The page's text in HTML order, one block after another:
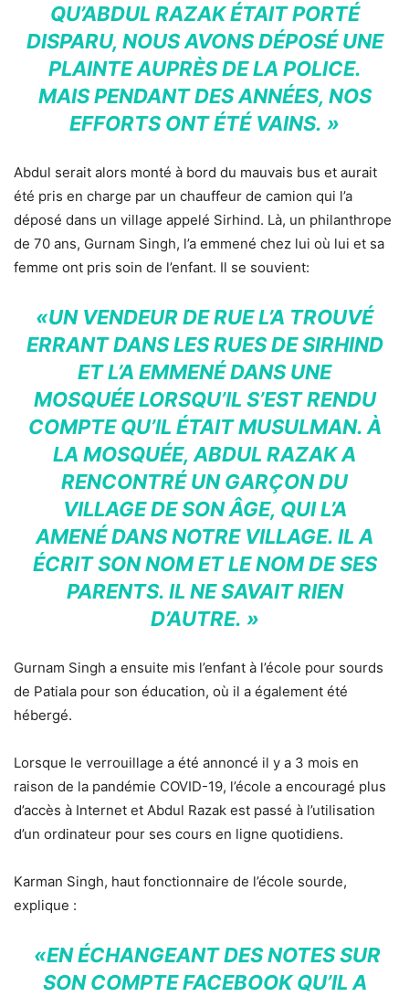
QU’ABDUL RAZAK ÉTAIT PORTÉ
DISPARU, NOUS AVONS DÉPOSÉ UNE
PLAINTE AUPRÈS DE LA POLICE.
MAIS PENDANT DES ANNÉES, NOS
EFFORTS ONT ÉTÉ VAINS. »
Abdul serait alors monté à bord du mauvais bus et aurait
été pris en charge par un chauffeur de camion qui l’a
déposé dans un village appelé Sirhind. Là, un philanthrope
de 70 ans, Gurnam Singh, l’a emmené chez lui où lui et sa
femme ont pris soin de l’enfant. Il se souvient:
«UN VENDEUR DE RUE L’A TROUVÉ
ERRANT DANS LES RUES DE SIRHIND
ET L’A EMMENÉ DANS UNE
MOSQUÉE LORSQU’IL S’EST RENDU
COMPTE QU’IL ÉTAIT MUSULMAN. À
LA MOSQUÉE, ABDUL RAZAK A
RENCONTRÉ UN GARÇON DU
VILLAGE DE SON ÂGE, QUI L’A
AMENÉ DANS NOTRE VILLAGE. IL A
ÉCRIT SON NOM ET LE NOM DE SES
PARENTS. IL NE SAVAIT RIEN
D’AUTRE. »
Gurnam Singh a ensuite mis l’enfant à l’école pour sourds
de Patiala pour son éducation, où il a également été
hébergé.
Lorsque le verrouillage a été annoncé il y a 3 mois en
raison de la pandémie COVID-19, l’école a encouragé plus
d’accès à Internet et Abdul Razak est passé à l’utilisation
d’un ordinateur pour ses cours en ligne quotidiens.
Karman Singh, haut fonctionnaire de l’école sourde,
explique :
«EN ÉCHANGEANT DES NOTES SUR
SON COMPTE FACEBOOK QU’IL A